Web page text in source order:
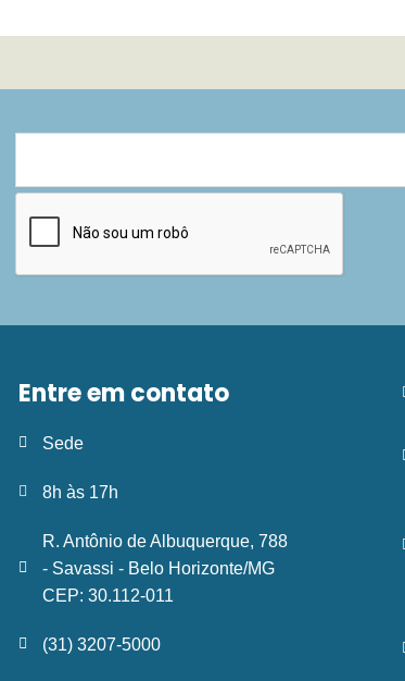
Entre em contato
Sede
8h às 17h
R. Antônio de Albuquerque, 788
- Savassi - Belo Horizonte/MG
CEP: 30.112-011
(31) 3207-5000